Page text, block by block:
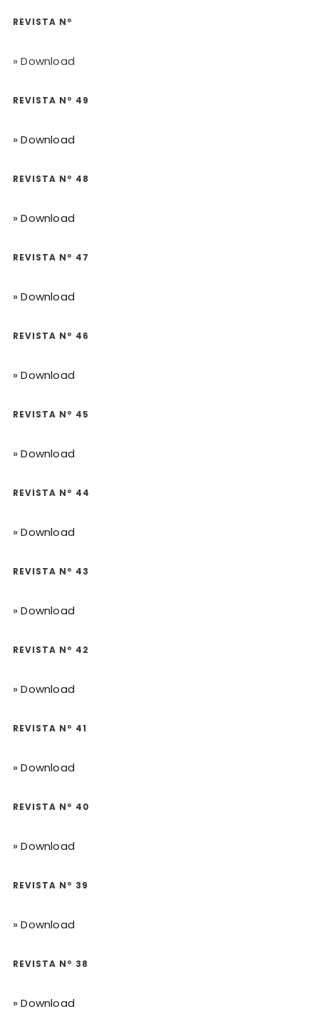
REVISTA Nº
» Download
REVISTA Nº 49
» Download
REVISTA Nº 48
» Download
REVISTA Nº 47
» Download
REVISTA Nº 46
» Download
REVISTA Nº 45
» Download
REVISTA Nº 44
» Download
REVISTA Nº 43
» Download
REVISTA Nº 42
» Download
REVISTA Nº 41
» Download
REVISTA Nº 40
» Download
REVISTA Nº 39
» Download
REVISTA Nº 38
» Download